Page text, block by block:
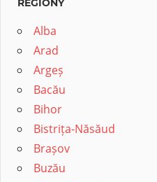
REGIONY
Alba
Arad
Argeș
Bacău
Bihor
Bistrița-Năsăud
Brașov
Buzău